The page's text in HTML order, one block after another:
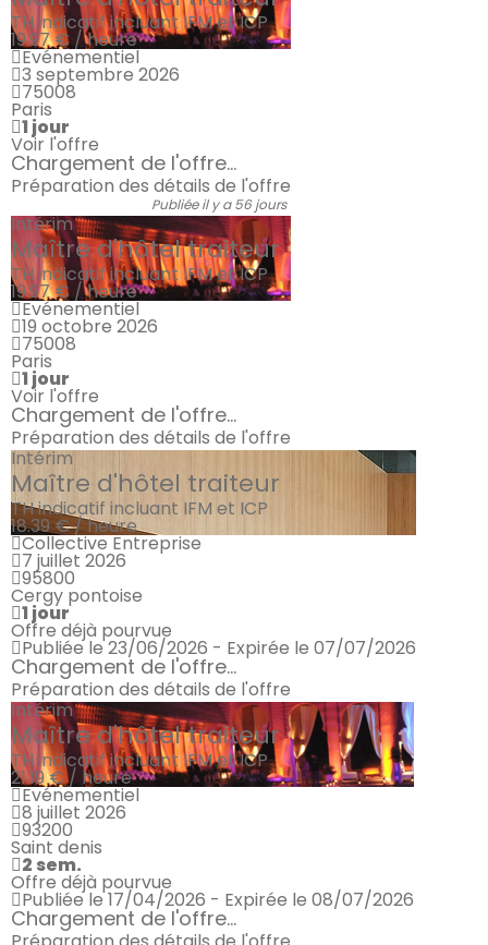
TH indicatif incluant IFM et ICP
19.97 € / heure
Evénementiel
3 septembre 2026
75008
Paris
1 jour
Voir l'offre
Chargement de l'offre...
Préparation des détails de l'offre
Publiée il y a 56 jours
Intérim
Maître d'hôtel traiteur
TH indicatif incluant IFM et ICP
19.97 € / heure
Evénementiel
19 octobre 2026
75008
Paris
1 jour
Voir l'offre
Chargement de l'offre...
Préparation des détails de l'offre
Intérim
Maître d'hôtel traiteur
TH indicatif incluant IFM et ICP
18.39 € / heure
Collective Entreprise
7 juillet 2026
95800
Cergy pontoise
1 jour
Offre déjà pourvue
Publiée le 23/06/2026 - Expirée le 07/07/2026
Chargement de l'offre...
Préparation des détails de l'offre
Intérim
Maître d'hôtel traiteur
TH indicatif incluant IFM et ICP
21.19 € / heure
Evénementiel
8 juillet 2026
93200
Saint denis
2 sem.
Offre déjà pourvue
Publiée le 17/04/2026 - Expirée le 08/07/2026
Chargement de l'offre...